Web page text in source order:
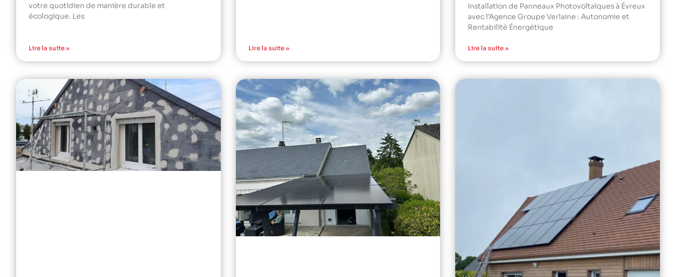
votre quotidien de manière durable et
écologique. Les
Lire la suite » Lire la suite »
Installation de Panneaux Photovoltaïques à Évreux
avec l’Agence Groupe Verlaine : Autonomie et
Rentabilité Énergétique
Lire la suite »